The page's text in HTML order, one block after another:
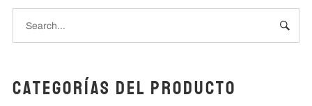
Categorías del producto